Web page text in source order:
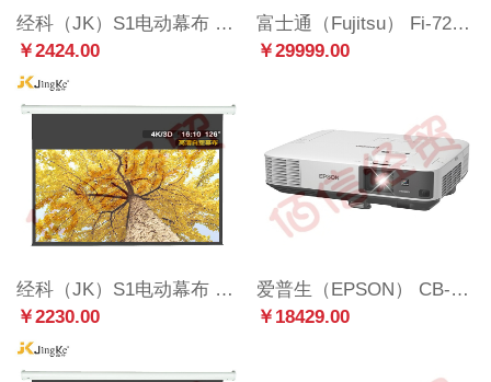
经科（JK）S1电动幕布 150英寸 16:10电动投影幕布 白塑投影机幕布 钢琴漆弧形外壳投影仪幕布
￥2424.00
富士通（Fujitsu） Fi-7280 A4幅面扫描仪高速双面自动进纸带平板扫描仪
￥29999.00
经科（JK）S1电动幕布 126英寸 16:10电动投影幕布 白塑投影机幕布 钢琴漆弧形外壳投影仪幕布
￥2230.00
爱普生（EPSON） CB-2265U 投影仪办公室 超高清 商用工程投影机 5500流明 官方标配
￥18429.00